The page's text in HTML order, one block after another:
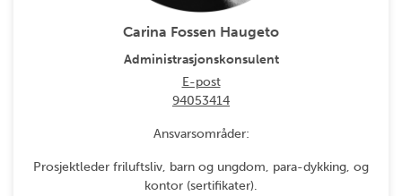
Carina Fossen Haugeto
Administrasjonskonsulent
E-post
94053414
Ansvarsområder:
Prosjektleder friluftsliv, barn og ungdom, para-dykking, og
kontor (sertifikater).